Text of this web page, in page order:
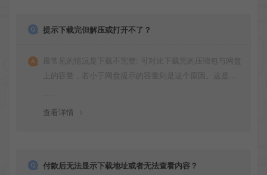
提示下载完但解压或打开不了？
最常见的情况是下载不完整: 可对比下载完的压缩包与网盘
上的容量，若小于网盘提示的容量则是这个原因。这是浏
查看详情
付款后无法显示下载地址或者无法查看内容？